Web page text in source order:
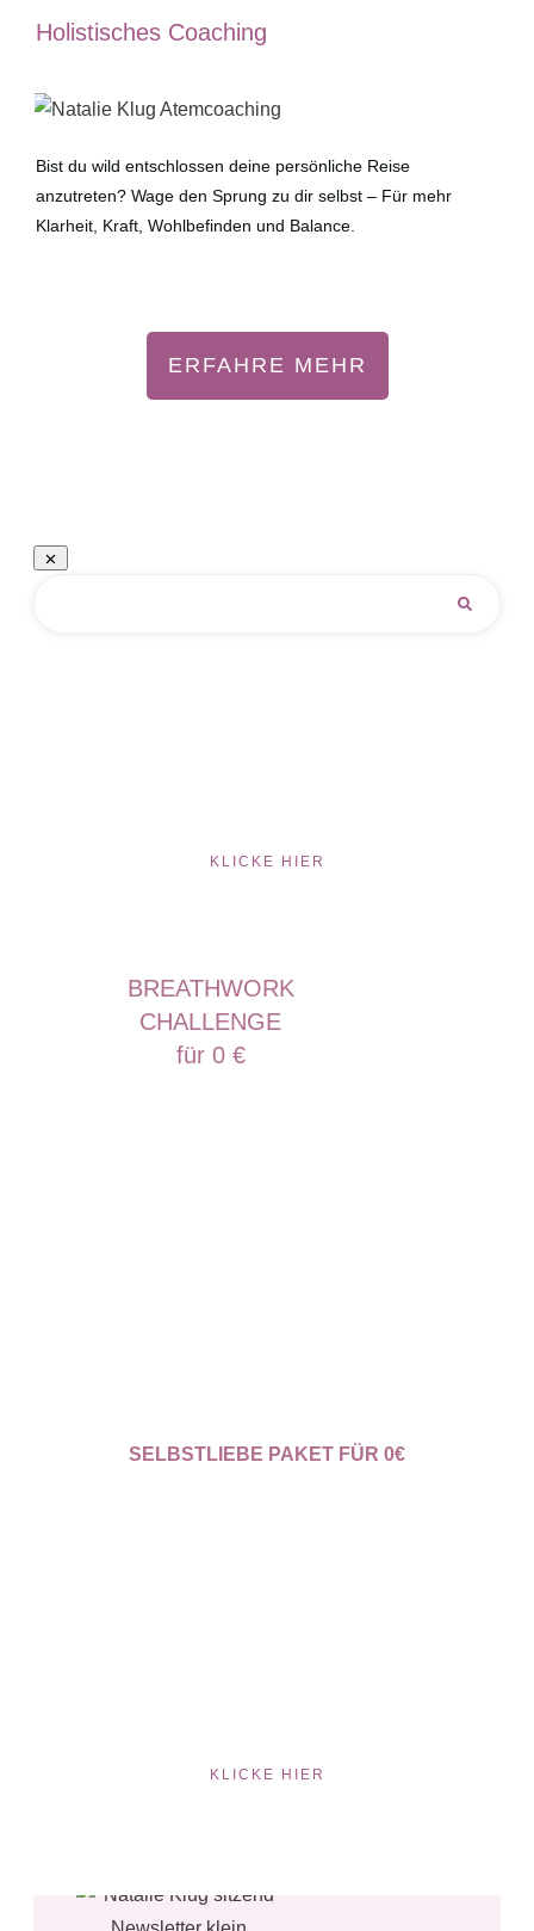
Holistisches Coaching
Bist du wild entschlossen deine persönliche Reise
anzutreten? Wage den Sprung zu dir selbst – Für mehr
Klarheit, Kraft, Wohlbefinden und Balance.
ERFAHRE MEHR
KLICKE HIER
BREATHWORK
CHALLENGE
für 0 €
SELBSTLIEBE PAKET FÜR 0€
KLICKE HIER